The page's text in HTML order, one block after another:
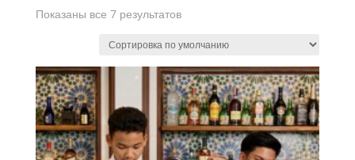
Показаны все 7 результатов